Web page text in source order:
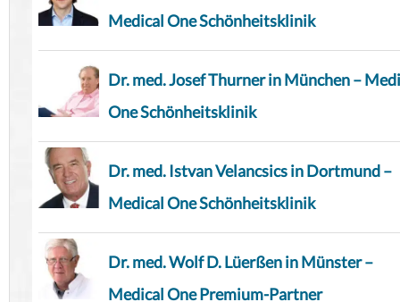
Medical One Schönheitsklinik
Dr. med. Josef Thurner in München –
One Schönheitsklinik
Dr. med. Istvan Velancsics in Dortmund –
Medical One Schönheitsklinik
Dr. med. Wolf D. Lüerßen in Münster –
Medical One Premium-Partner